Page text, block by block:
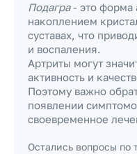
Подагра- это форма
накоплением
суставах, что
и воспаления.
Артриты могут
активность и
Поэтому важно
появлении
своевременное
Остались вопросы по